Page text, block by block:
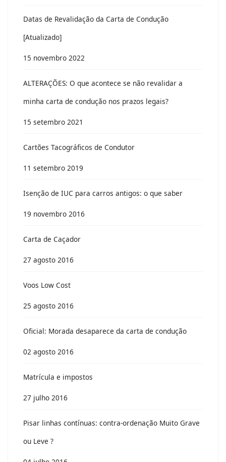
Datas de Revalidação da Carta de Condução
[Atualizado]
15 novembro 2022
ALTERAÇÕES: O que acontece se não revalidar a
minha carta de condução nos prazos legais?
15 setembro 2021
Cartões Tacográficos de Condutor
11 setembro 2019
Isenção de IUC para carros antigos: o que saber
19 novembro 2016
Carta de Caçador
27 agosto 2016
Voos Low Cost
25 agosto 2016
Oficial: Morada desaparece da carta de condução
02 agosto 2016
Matrícula e impostos
27 julho 2016
Pisar linhas contínuas: contra-ordenação Muito Grave
ou Leve ?